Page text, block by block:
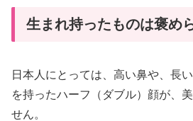
生まれ持ったものは褒め
日本人にとっては、高い鼻や、長
を持ったハーフ（ダブル）顔が、
せん。